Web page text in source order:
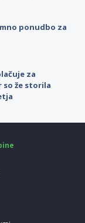
ponudbo za
za
že storila